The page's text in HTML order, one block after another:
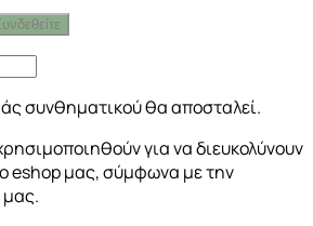
συνθηματικού θα αποσταλεί.
για να διευκολύνουν
eshop μας, σύμφωνα με την
μας.